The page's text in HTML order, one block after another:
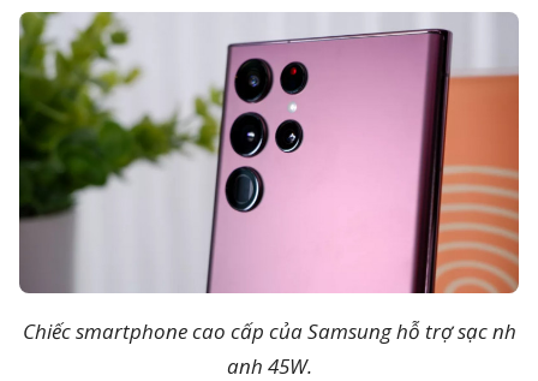
Chiếc smartphone cao cấp của Samsung hỗ trợ sạc nh
anh 45W.